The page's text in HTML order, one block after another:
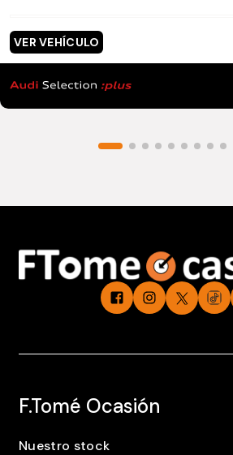
VER VEHÍCULO
F.Tomé Ocasión
Nuestro stock